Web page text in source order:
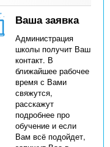
Ваша заявка
Администрация
школы получит Ваш
контакт. В
ближайшее рабочее
время с Вами
свяжутся,
расскажут
подробнее про
обучение и если
Вам всё подойдет,